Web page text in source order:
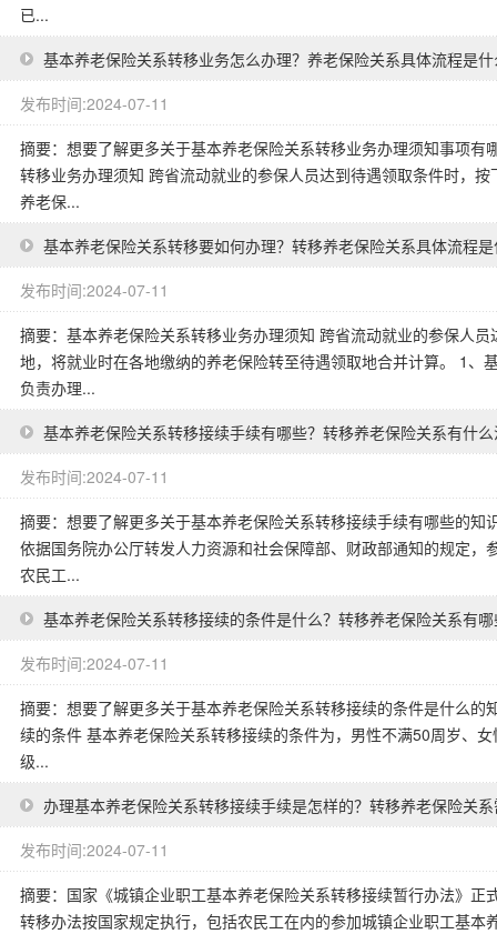
已...
基本养老保险关系转移业务怎么办理？养老保险关系具体流程是
发布时间:2024-07-11
摘要：想要了解更多关于基本养老保险关系转移业务办理须知事项
转移业务办理须知 跨省流动就业的参保人员达到待遇领取条件时，
养老保...
基本养老保险关系转移要如何办理？转移养老保险关系具体流程
发布时间:2024-07-11
摘要：基本养老保险关系转移业务办理须知 跨省流动就业的参保人
地，将就业时在各地缴纳的养老保险转至待遇领取地合并计算。 1、
负责办理...
基本养老保险关系转移接续手续有哪些？转移养老保险关系有什
发布时间:2024-07-11
摘要：想要了解更多关于基本养老保险关系转移接续手续有哪些的
依据国务院办公厅转发人力资源和社会保障部、财政部通知的规定
农民工...
基本养老保险关系转移接续的条件是什么？转移养老保险关系有
发布时间:2024-07-11
摘要：想要了解更多关于基本养老保险关系转移接续的条件是什么
续的条件 基本养老保险关系转移接续的条件为，男性不满50周岁、
级...
办理基本养老保险关系转移接续手续是怎样的？转移养老保险关
发布时间:2024-07-11
摘要：国家《城镇企业职工基本养老保险关系转移接续暂行办法》
转移办法按国家规定执行，包括农民工在内的参加城镇企业职工基